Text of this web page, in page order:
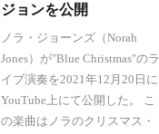
ジョンを公開
ノラ・ジョーンズ（Norah
Jones）が"Blue Christmas"のラ
イブ演奏を2021年12月20日に
YouTube上にて公開した。 こ
の楽曲はノラのクリスマス・